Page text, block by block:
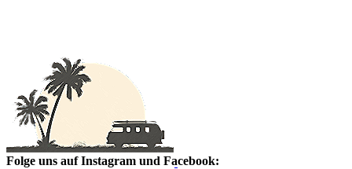
Folge uns auf Instagram und Facebook: